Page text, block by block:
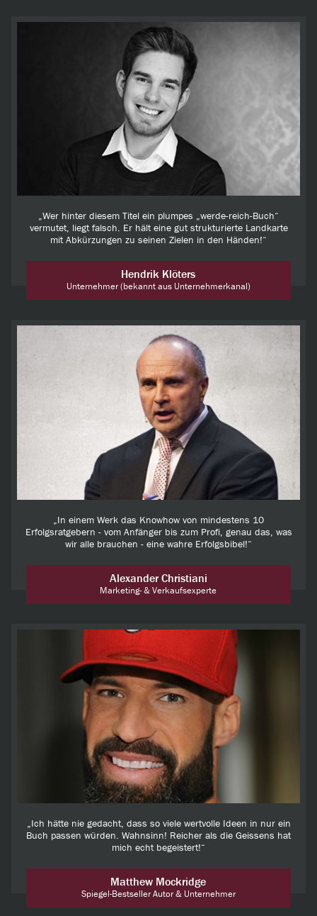
„Wer hinter diesem Titel ein plumpes „werde-reich-Buch“
vermutet, liegt falsch. Er hält eine gut strukturierte Landkarte
mit Abkürzungen zu seinen Zielen in den Händen!“
Hendrik Klöters
Unternehmer (bekannt aus Unternehmerkanal)
„In einem Werk das Knowhow von mindestens 10
Erfolgsratgebern - vom Anfänger bis zum Profi, genau das, was
wir alle brauchen - eine wahre Erfolgsbibel!“
Alexander Christiani
Marketing- & Verkaufsexperte
„Ich hätte nie gedacht, dass so viele wertvolle Ideen in nur ein
Buch passen würden. Wahnsinn! Reicher als die Geissens hat
mich echt begeistert!“
Matthew Mockridge
Spiegel-Bestseller Autor & Unternehmer